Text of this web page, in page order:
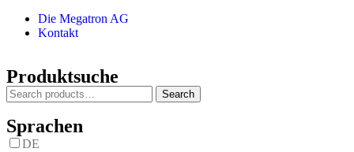
Die Megatron AG
Kontakt
Produktsuche
Search
Sprachen
DE